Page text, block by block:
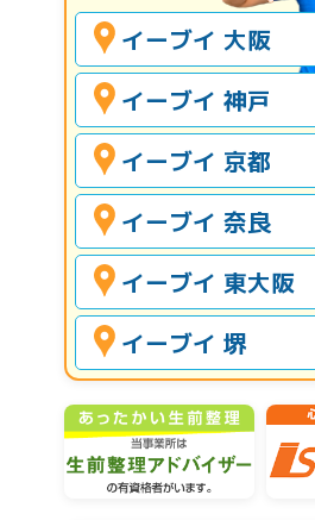
イーブイ 大阪
イーブイ 神戸
イーブイ 京都
イーブイ 奈良
イーブイ 東大阪
イーブイ 堺